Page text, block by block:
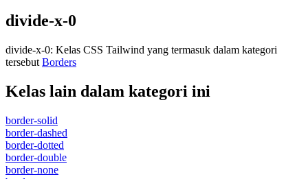
divide-x-0
divide-x-0: Kelas CSS Tailwind yang termasuk dalam kategori
tersebut Borders
Kelas lain dalam kategori ini
border-solid
border-dashed
border-dotted
border-double
border-none